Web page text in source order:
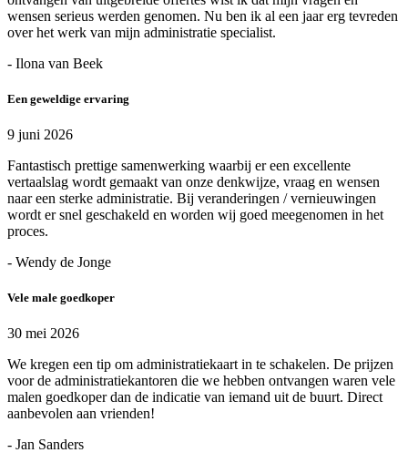
wensen serieus werden genomen. Nu ben ik al een jaar erg tevreden
over het werk van mijn administratie specialist.
- Ilona van Beek
Een geweldige ervaring
9 juni 2026
Fantastisch prettige samenwerking waarbij er een excellente
vertaalslag wordt gemaakt van onze denkwijze, vraag en wensen
naar een sterke administratie. Bij veranderingen / vernieuwingen
wordt er snel geschakeld en worden wij goed meegenomen in het
proces.
- Wendy de Jonge
Vele male goedkoper
30 mei 2026
We kregen een tip om administratiekaart in te schakelen. De prijzen
voor de administratiekantoren die we hebben ontvangen waren vele
malen goedkoper dan de indicatie van iemand uit de buurt. Direct
aanbevolen aan vrienden!
- Jan Sanders